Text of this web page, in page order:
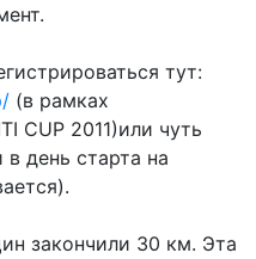
тут:
(в рамках
CUP 2011)или чуть
день старта на
закончили 30 км. Эта